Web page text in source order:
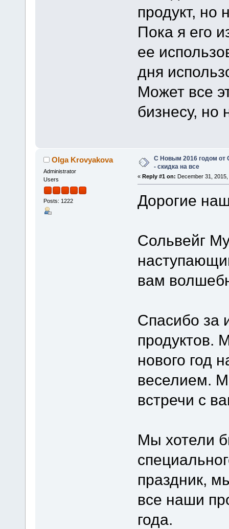
продукт, но
Пока я его
ее
дня
Может все
бизнесу, но
Olga Krovyakova
Administrator
Users
Posts: 1222
C Новым 2016 годом от
- скидка на все
« Reply #1 on: December 31,
Дорогие
Сольвейг
вам
Спасибо за
продуктов.
нового год
веселием.
встречи с
Мы хотели
праздник,
все наши
года.